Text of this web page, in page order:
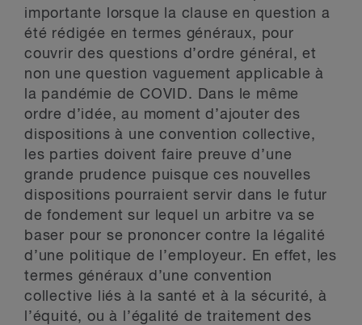
importante lorsque la clause en question a
été rédigée en termes généraux, pour
couvrir des questions d’ordre général, et
non une question vaguement applicable à
la pandémie de COVID. Dans le même
ordre d’idée, au moment d’ajouter des
dispositions à une convention collective,
les parties doivent faire preuve d’une
grande prudence puisque ces nouvelles
dispositions pourraient servir dans le futur
de fondement sur lequel un arbitre va se
baser pour se prononcer contre la légalité
d’une politique de l’employeur. En effet, les
termes généraux d’une convention
collective liés à la santé et à la sécurité, à
l’équité, ou à l’égalité de traitement des